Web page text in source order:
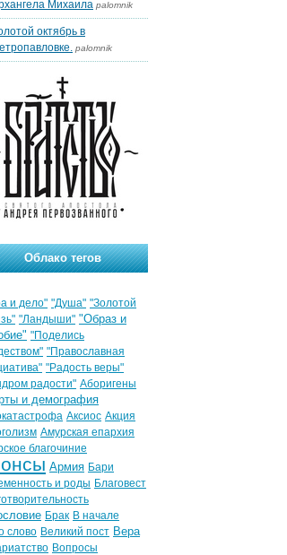
Михаила palomnik
октябрь в
palomnik
Облако тегов
и дело" "Душа" "Золотой
"Ландыши" "Образ и
"Поделись
"Православная
"Радость веры"
радости" Аборигены
и демография
Аксиос Акция
Амурская епархия
благочиние
Армия Бари
и роды Благовест
Брак В начале
слово Великий пост Вера
Вопросы